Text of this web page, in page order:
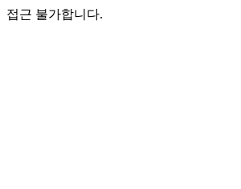
접근 불가합니다.